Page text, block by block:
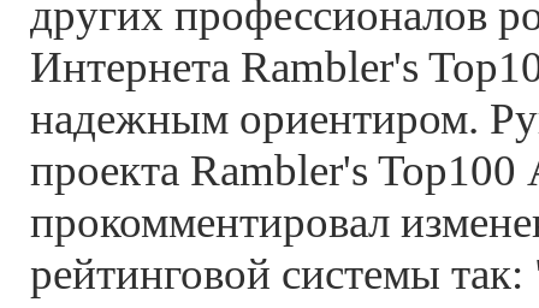
других профессионалов
Интернета Rambler's
надежным ориентиром.
проекта Rambler's Top100
прокомментировал
рейтинговой системы